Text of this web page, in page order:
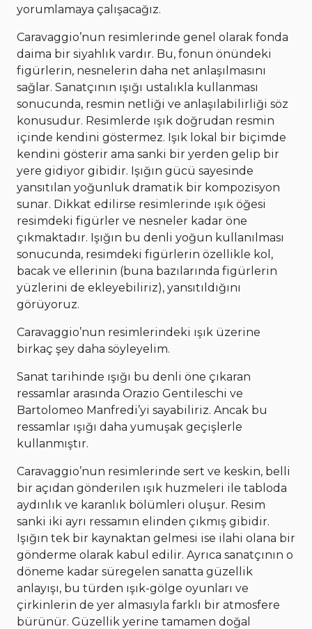
yorumlamaya çalışacağız.
Caravaggio’nun resimlerinde genel olarak fonda
daima bir siyahlık vardır. Bu, fonun önündeki
figürlerin, nesnelerin daha net anlaşılmasını
sağlar. Sanatçının ışığı ustalıkla kullanması
sonucunda, resmin netliği ve anlaşılabilirliği söz
konusudur. Resimlerde ışık doğrudan resmin
içinde kendini göstermez. Işık lokal bir biçimde
kendini gösterir ama sanki bir yerden gelip bir
yere gidiyor gibidir. Işığın gücü sayesinde
yansıtılan yoğunluk dramatik bir kompozisyon
sunar. Dikkat edilirse resimlerinde ışık öğesi
resimdeki figürler ve nesneler kadar öne
çıkmaktadır. Işığın bu denli yoğun kullanılması
sonucunda, resimdeki figürlerin özellikle kol,
bacak ve ellerinin (buna bazılarında figürlerin
yüzlerini de ekleyebiliriz), yansıtıldığını
görüyoruz.
Caravaggio’nun resimlerindeki ışık üzerine
birkaç şey daha söyleyelim.
Sanat tarihinde ışığı bu denli öne çıkaran
ressamlar arasında Orazio Gentileschi ve
Bartolomeo Manfredi’yi sayabiliriz. Ancak bu
ressamlar ışığı daha yumuşak geçişlerle
kullanmıştır.
Caravaggio’nun resimlerinde sert ve keskin, belli
bir açıdan gönderilen ışık huzmeleri ile tabloda
aydınlık ve karanlık bölümleri oluşur. Resim
sanki iki ayrı ressamın elinden çıkmış gibidir.
Işığın tek bir kaynaktan gelmesi ise ilahi olana bir
gönderme olarak kabul edilir. Ayrıca sanatçının o
döneme kadar süregelen sanatta güzellik
anlayışı, bu türden ışık-gölge oyunları ve
çirkinlerin de yer almasıyla farklı bir atmosfere
bürünür. Güzellik yerine tamamen doğal